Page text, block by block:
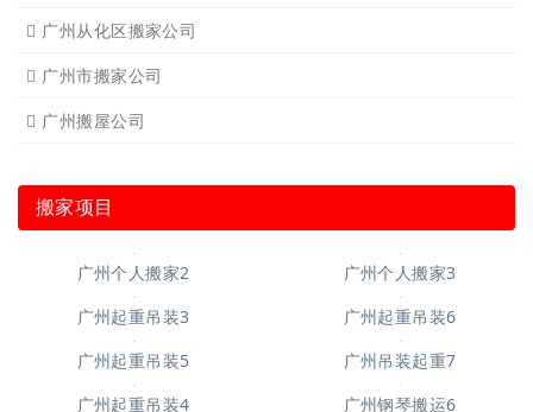
广州从化区搬家公司
广州市搬家公司
广州搬屋公司
搬家项目
广州个人搬家3